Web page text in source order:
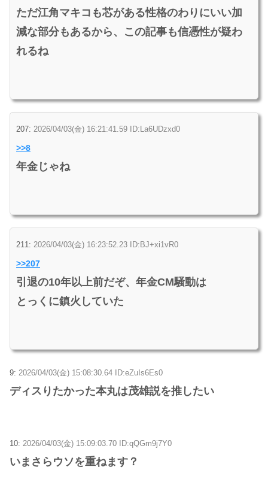
ただ江角マキコも芯がある性格のわりにいい加
減な部分もあるから、この記事も信憑性が疑わ
れるね
207: 2026/04/03(金) 16:21:41.59 ID:La6UDzxd0
>>8
年金じゃね
211: 2026/04/03(金) 16:23:52.23 ID:BJ+xi1vR0
>>207
引退の10年以上前だぞ、年金CM騒動は
とっくに鎮火していた
9: 2026/04/03(金) 15:08:30.64 ID:eZuIs6Es0
ディスりたかった本丸は茂雄説を推したい
10: 2026/04/03(金) 15:09:03.70 ID:qQGm9j7Y0
いまさらウソを重ねます？